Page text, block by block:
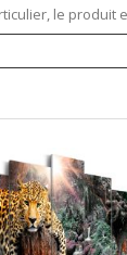
le produit